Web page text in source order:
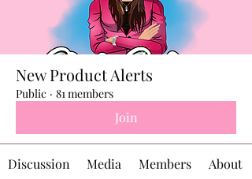
New Product Alerts
Public · 81 members
Join
Discussion Media Members About